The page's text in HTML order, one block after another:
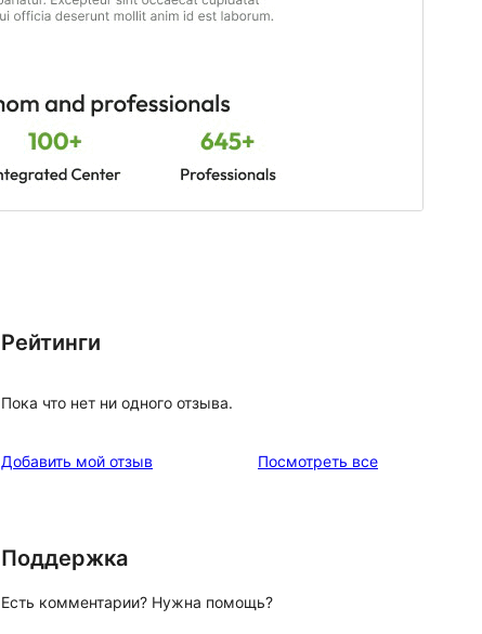
Рейтинги
Пока что нет ни одного отзыва.
Добавить мой отзыв Посмотреть всеотзывы
Поддержка
Есть комментарии? Нужна помощь?